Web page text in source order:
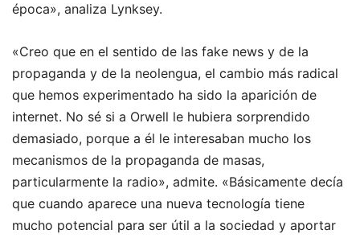
época», analiza Lynksey.
«Creo que en el sentido de las fake news y de la
propaganda y de la neolengua, el cambio más radical
que hemos experimentado ha sido la aparición de
internet. No sé si a Orwell le hubiera sorprendido
demasiado, porque a él le interesaban mucho los
mecanismos de la propaganda de masas,
particularmente la radio», admite. «Básicamente decía
que cuando aparece una nueva tecnología tiene
mucho potencial para ser útil a la sociedad y aportar